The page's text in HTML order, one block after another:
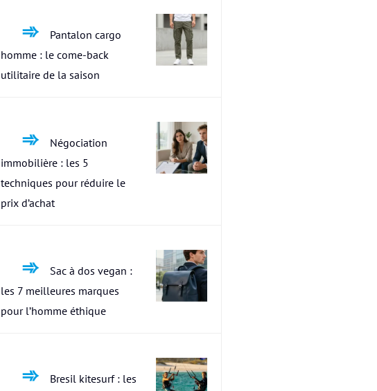
Pantalon cargo
homme : le come-back
utilitaire de la saison
Négociation
immobilière : les 5
techniques pour réduire le
prix d’achat
Sac à dos vegan :
les 7 meilleures marques
pour l’homme éthique
Bresil kitesurf : les